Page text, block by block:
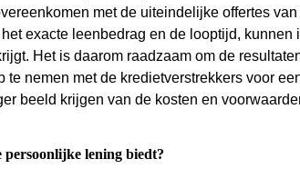
met de uiteindelijke offertes
exacte leenbedrag en de looptijd, kunnen
Het is daarom raadzaam om de
nemen met de kredietverstrekkers voor
beeld krijgen van de kosten en
persoonlijke lening biedt?